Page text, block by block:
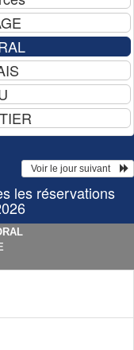
  Voir le jour suivant
les réservations